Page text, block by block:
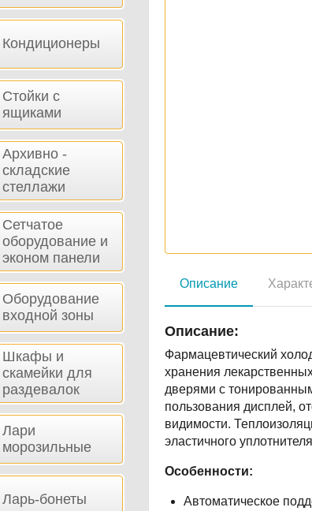
Описание
Описание:
Фармацевтический
хранения
дверями с
пользования дисплей,
видимости.
эластичного
Особенности:
Автоматическое
Кондиционеры
Стойки с
ящиками
Архивно -
складские
стеллажи
Сетчатое
оборудование и
эконом панели
Оборудование
входной зоны
Шкафы и
скамейки для
раздевалок
Лари
морозильные
Ларь-бонеты